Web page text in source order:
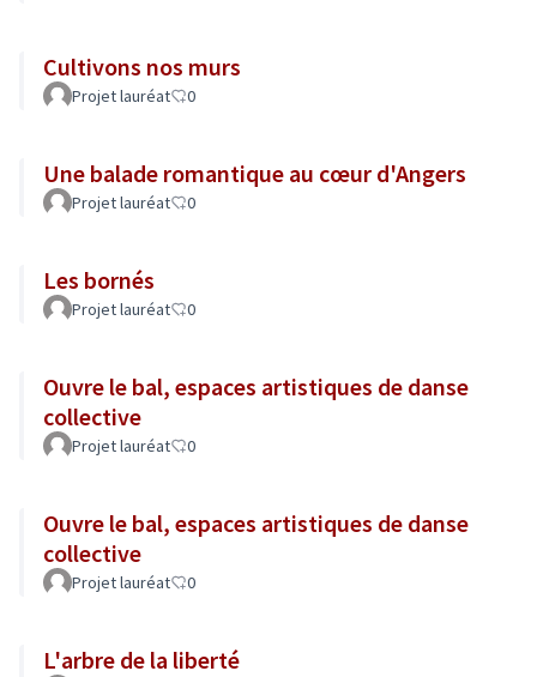
Cultivons nos murs
Projet lauréat 0
Une balade romantique au cœur d'Angers
Projet lauréat 0
Les bornés
Projet lauréat 0
Ouvre le bal, espaces artistiques de danse
collective
Projet lauréat 0
Ouvre le bal, espaces artistiques de danse
collective
Projet lauréat 0
L'arbre de la liberté